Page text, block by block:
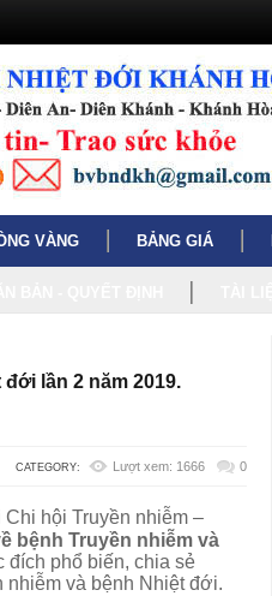
VÀNG BẢNG GIÁ
lần 2 năm 2019.
CATEGORY: Lượt xem: 1666 0
hội Truyền nhiễm –
bệnh Truyền nhiễm và
đích phổ biến, chia sẻ
nhiễm và bệnh Nhiệt đới.